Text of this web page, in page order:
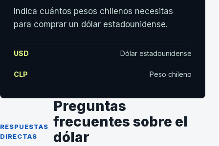
Indica cuántos pesos chilenos necesitas
para comprar un dólar estadounidense.
USD Dólar estadounidense
CLP Peso chileno
RESPUESTAS
DIRECTAS
Preguntas
frecuentes sobre el
dólar